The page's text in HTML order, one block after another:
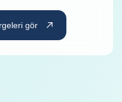
gör